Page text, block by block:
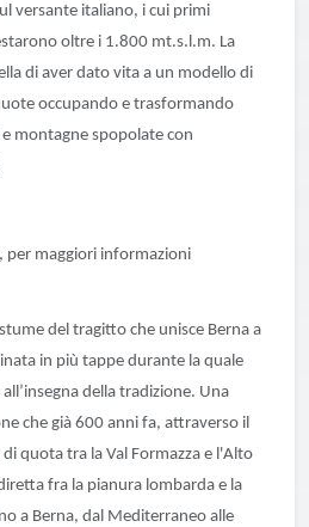
versante italiano, i cui primi
oltre i 1.800 mt.s.l.m. La
di aver dato vita a un modello di
occupando e trasformando
montagne spopolate con
per maggiori informazioni
del tragitto che unisce Berna a
in più tappe durante la quale
della tradizione. Una
che già 600 anni fa, attraverso il
di quota tra la Val Formazza e l'Alto
fra la pianura lombarda e la
a Berna, dal Mediterraneo alle